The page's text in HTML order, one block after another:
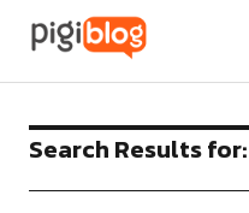
Pigiblog
Search Results for: